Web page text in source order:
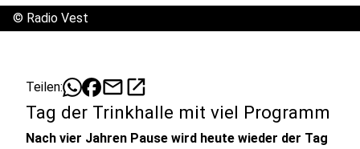
© Radio Vest
Teilen: mailopen_in_new
Tag der Trinkhalle mit viel Programm
Nach vier Jahren Pause wird heute wieder der Tag